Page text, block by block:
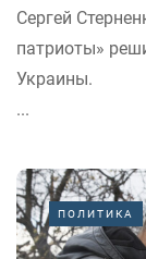
Сергей
патриоты»
Украины.
...
ПОЛИТИКА